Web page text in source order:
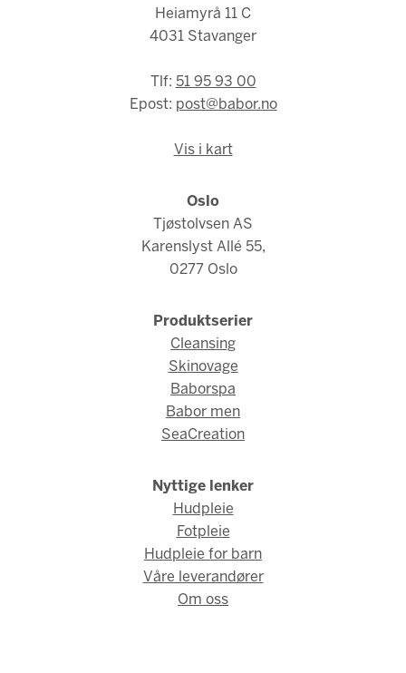
Heiamyrå 11 C
4031 Stavanger
Tlf: 51 95 93 00
Epost: post@babor.no
Vis i kart
Oslo
Tjøstolvsen AS
Karenslyst Allé 55,
0277 Oslo
Produktserier
Cleansing
Skinovage
Baborspa
Babor men
SeaCreation
Nyttige lenker
Hudpleie
Fotpleie
Hudpleie for barn
Våre leverandører
Om oss